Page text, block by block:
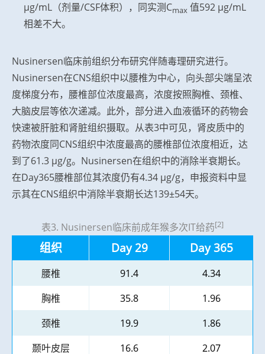
µg/mL（剂量/CSF体积），同实测Cmax 值592 µg/mL
相差不大。
Nusinersen临床前组织分布研究伴随毒理研究进行。
Nusinersen在CNS组织中以腰椎为中心，向头部尖端呈浓
度梯度分布，腰椎部位浓度最高，浓度按照胸椎、颈椎、
大脑皮层等依次递减。此外，部分进入血液循环的药物会
快速被肝脏和肾脏组织摄取。从表3中可见，肾皮质中的
药物浓度同CNS组织中浓度最高的腰椎部位浓度相近，达
到了61.3 μg/g。Nusinersen在组织中的消除半衰期长。
在Day365腰椎部位其浓度仍有4.34 μg/g，申报资料中显
示其在CNS组织中消除半衰期长达139±54天。
表3. Nusinersen临床前成年猴多次IT给药[2]
组织 Day 29 Day 365
腰椎 91.4
4.34
胸椎
35.8
1.96
颈椎
19.9
1.86
颞叶皮层
16.6
2.07